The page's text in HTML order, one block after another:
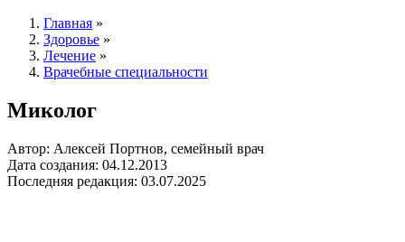
Главная »
Здоровье »
Лечение »
Врачебные специальности
Миколог
Автор: Алексей Портнов, семейный врач
Дата создания: 04.12.2013
Последняя редакция: 03.07.2025